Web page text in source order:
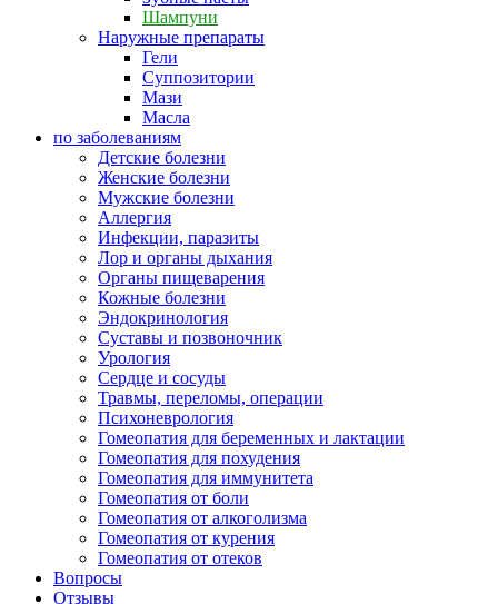
Шампуни
Наружные препараты
Гели
Суппозитории
Мази
Масла
по заболеваниям
Детские болезни
Женские болезни
Мужские болезни
Аллергия
Инфекции, паразиты
Лор и органы дыхания
Органы пищеварения
Кожные болезни
Эндокринология
Суставы и позвоночник
Урология
Сердце и сосуды
Травмы, переломы, операции
Психоневрология
Гомеопатия для беременных и лактации
Гомеопатия для похудения
Гомеопатия для иммунитета
Гомеопатия от боли
Гомеопатия от алкоголизма
Гомеопатия от курения
Гомеопатия от отеков
Вопросы
Отзывы